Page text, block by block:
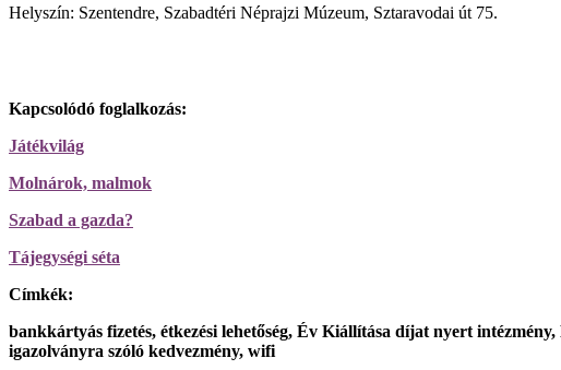
Helyszín: Szentendre, Szabadtéri Néprajzi Múzeum, Sztaravodai út 75.
Kapcsolódó foglalkozás:
Játékvilág
Molnárok, malmok
Szabad a gazda?
Tájegységi séta
Címkék:
bankkártyás fizetés, étkezési lehetőség, Év Kiállítása díjat nyert
igazolványra szóló kedvezmény, wifi